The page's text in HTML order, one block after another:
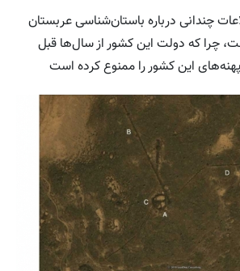
چندانی درباره باستان‌شناسی عربستان
چرا که دولت این کشور از سال‌ها قبل
این کشور را ممنوع کرده است